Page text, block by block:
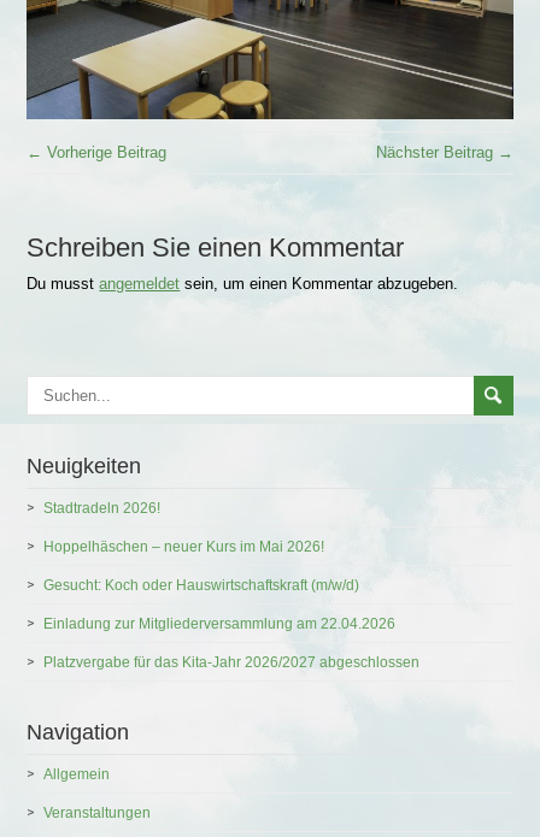
← Vorherige Beitrag Nächster Beitrag →
Schreiben Sie einen Kommentar
Du musstangemeldet sein, um einen Kommentar abzugeben.
Neuigkeiten
Stadtradeln 2026!
Hoppelhäschen – neuer Kurs im Mai 2026!
Gesucht: Koch oder Hauswirtschaftskraft (m/w/d)
Einladung zur Mitgliederversammlung am 22.04.2026
Platzvergabe für das Kita-Jahr 2026/2027 abgeschlossen
Navigation
Allgemein
Veranstaltungen